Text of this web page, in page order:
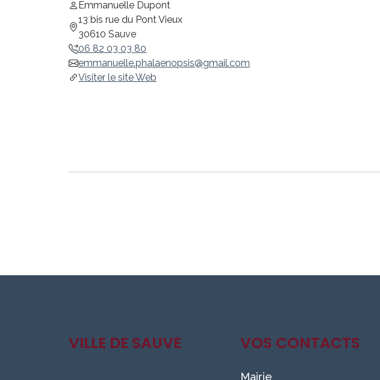
Emmanuelle Dupont
13 bis rue du Pont Vieux
30610 Sauve
06 82 03 03 80
emmanuelle.phalaenopsis@gmail.com
Visiter le site Web
VILLE DE SAUVE VOS CONTACTS
Mairie